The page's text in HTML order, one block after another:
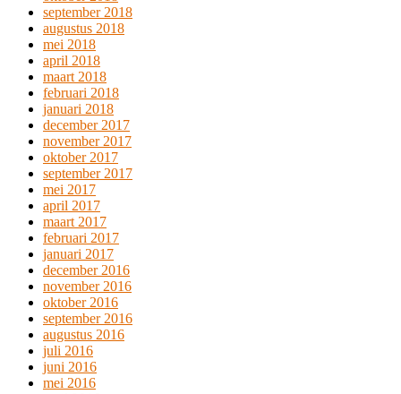
september 2018
augustus 2018
mei 2018
april 2018
maart 2018
februari 2018
januari 2018
december 2017
november 2017
oktober 2017
september 2017
mei 2017
april 2017
maart 2017
februari 2017
januari 2017
december 2016
november 2016
oktober 2016
september 2016
augustus 2016
juli 2016
juni 2016
mei 2016